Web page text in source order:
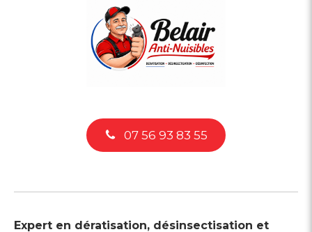
07 56 93 83 55
Expert en dératisation, désinsectisation et